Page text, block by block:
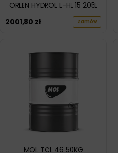
ORLEN HYDROL L-HL 15 205L
2001,80 zł Zamów
MOL TCL 46 50KG